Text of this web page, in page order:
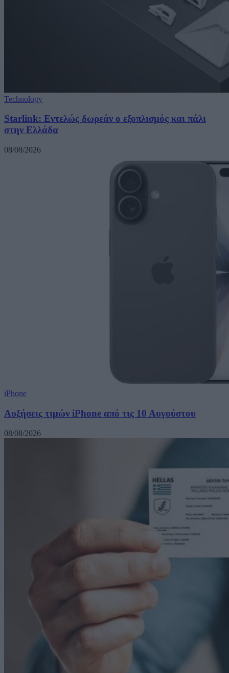
Technology
Starlink: Εντελώς δωρεάν ο εξοπλισμός και πάλι
στην Ελλάδα
08/08/2026
iPhone
Αυξήσεις τιμών iPhone από τις 10 Αυγούστου
08/08/2026